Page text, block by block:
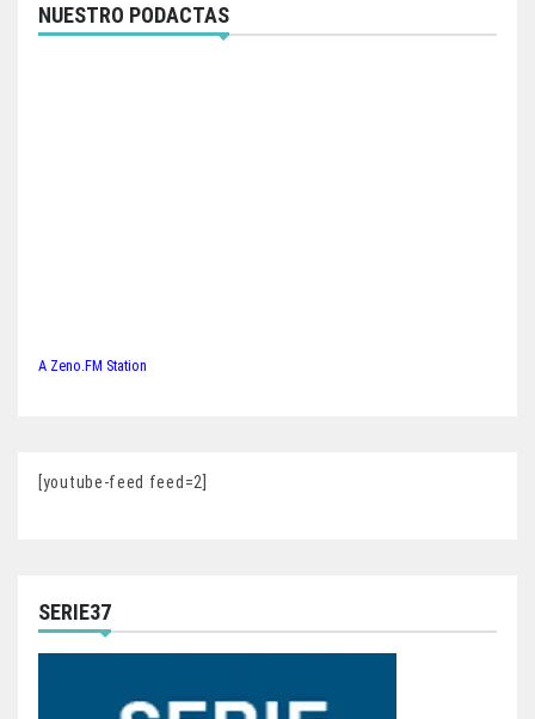
NUESTRO PODACTAS
A Zeno.FM Station
[youtube-feed feed=2]
SERIE37